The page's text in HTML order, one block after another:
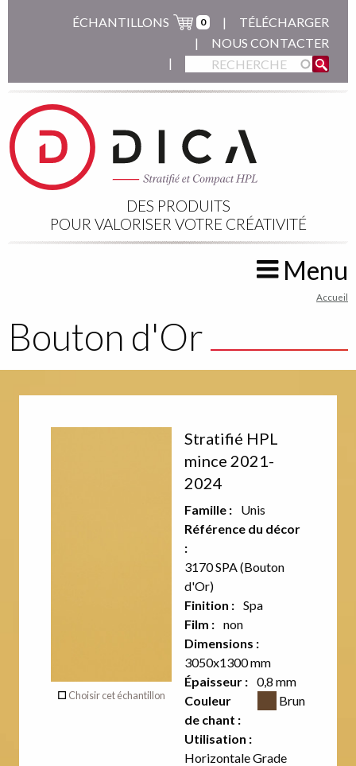
ÉCHANTILLONS 0
TÉLÉCHARGER
NOUS CONTACTER
DES PRODUITS
POUR VALORISER VOTRE CRÉATIVITÉ
Menu
are
here
Accueil
Bouton d'Or
Choisir cet échantillon
Stratifié HPL
mince 2021-
2024
Famille :
Unis
Référence du décor
:
3170 SPA (Bouton
d'Or)
Finition : Spa
Film : non
Dimensions :
3050x1300 mm
Épaisseur : 0,8 mm
Couleur
de chant :
Couleur CSS
Brun
Utilisation :
Horizontale Grade